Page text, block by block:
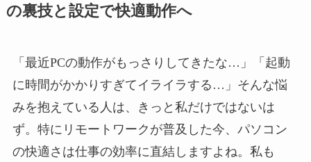
の裏技と設定で快適動作へ
「最近PCの動作がもっさりしてきたな…」「起動
に時間がかかりすぎてイライラする…」そんな悩
みを抱えている人は、きっと私だけではないは
ず。特にリモートワークが普及した今、パソコン
の快適さは仕事の効率に直結しますよね。私も